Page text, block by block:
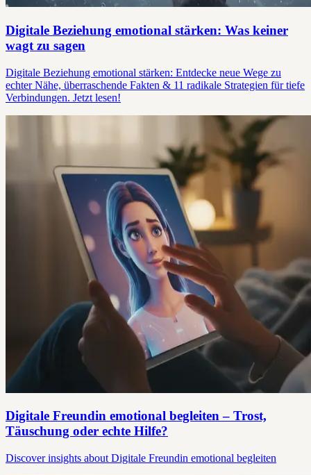
Digitale Beziehung emotional stärken: Was keiner
wagt zu sagen
Digitale Beziehung emotional stärken: Entdecke neue Wege zu
echter Nähe, überraschende Fakten & 11 radikale Strategien für tiefe
Verbindungen. Jetzt lesen!
Digitale Freundin emotional begleiten – Trost,
Täuschung oder echte Hilfe?
Discover insights about Digitale Freundin emotional begleiten